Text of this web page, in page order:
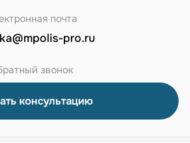
почта
pro.ru
звонок
консультацию